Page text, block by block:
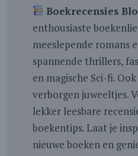
Boekrecensies
enthousiaste
meeslepende romans
spannende thrillers,
en magische Sci-fi.
verborgen juweeltjes.
lekker leesbare
boekentips. Laat je
nieuwe boeken en